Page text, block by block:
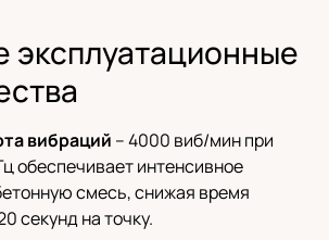
эксплуатационные
вибраций – 4000 виб/мин при
обеспечивает интенсивное
смесь, снижая время
секунд на точку.